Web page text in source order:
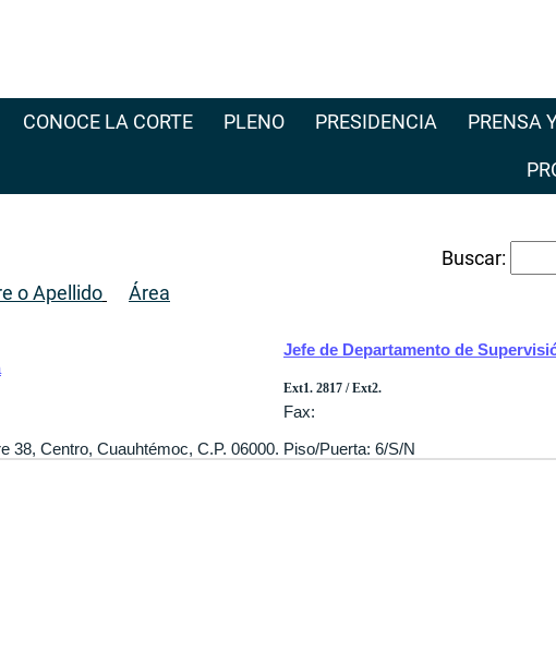
CONOCE LA CORTE PLENO PRESIDENCIA PRENSA
o Apellido Área
Buscar:
Jefe de Departamento de
Ext1. 2817 / Ext2.
Fax:
38, Centro, Cuauhtémoc, C.P. 06000. Piso/Puerta: 6/S/N